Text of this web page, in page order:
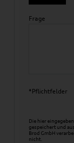
Frage
*Pflichtfelder
Die hier
gespeichert und
Brod GmbH
nicht.